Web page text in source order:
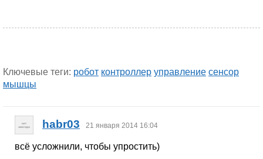
Ключевые теги: робот контроллер управление сенсор
мышцы
habr03 21 января 2014 16:04
всё усложнили, чтобы упростить)